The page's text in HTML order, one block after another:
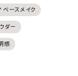
ベースメイク
ダー
感